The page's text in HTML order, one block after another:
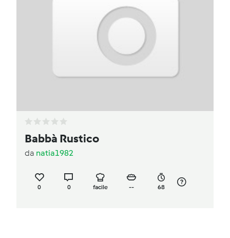
Babbà Rustico
da natia1982
0 0 facile -- 68